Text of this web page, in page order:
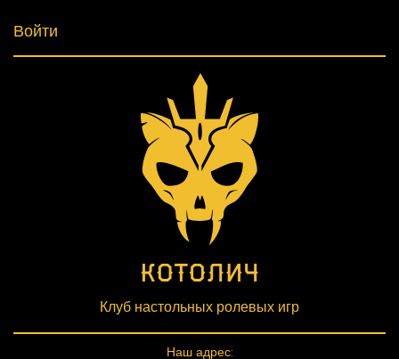
Войти
Клуб настольных ролевых игр
Наш адрес: